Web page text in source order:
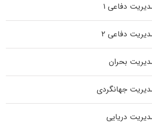
دفاعی ۱
دفاعی ۲
بحران
جهانگردی
دریایی